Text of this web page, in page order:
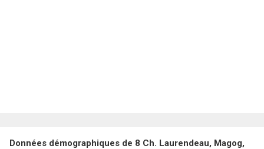
Données démographiques de 8 Ch. Laurendeau, Magog,